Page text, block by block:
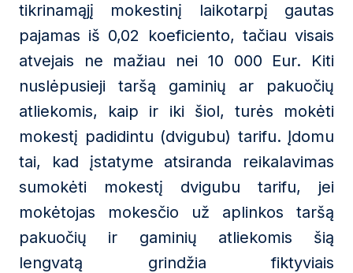
tikrinamąjį mokestinį laikotarpį gautas
pajamas iš 0,02 koeficiento, tačiau visais
atvejais ne mažiau nei 10 000 Eur. Kiti
nuslėpusieji taršą gaminių ar pakuočių
atliekomis, kaip ir iki šiol, turės mokėti
mokestį padidintu (dvigubu) tarifu. Įdomu
tai, kad įstatyme atsiranda reikalavimas
sumokėti mokestį dvigubu tarifu, jei
mokėtojas mokesčio už aplinkos taršą
pakuočių ir gaminių atliekomis šią
lengvatą grindžia fiktyviais